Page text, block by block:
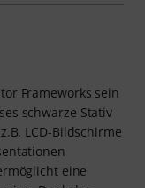
Frameworks sein
schwarze Stativ
LCD-Bildschirme
eine